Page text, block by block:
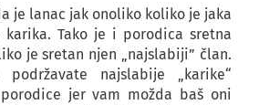
je lanac jak onoliko koliko je jaka
karika. Tako je i porodica sretna
je sretan njen „najslabiji” član.
najslabije „karike“
jer vam možda baš oni